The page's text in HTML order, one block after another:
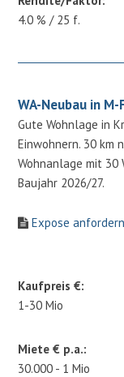
4.0 % / 25 f.
WA-Neubau in
Gute Wohnlage in
Einwohnern. 30 km
Wohnanlage mit 30
Baujahr 2026/27.
Expose anfordern
Kaufpreis €:
1-30 Mio
Miete € p.a.:
30.000 - 1 Mio